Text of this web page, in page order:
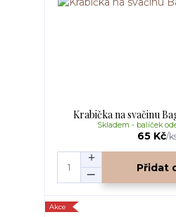
Krabička na svačinu
65 Kč/
Skladem - balíček
Přidat
Akce